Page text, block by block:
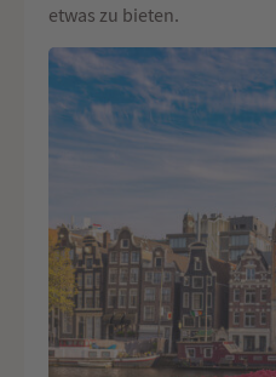
etwas zu bieten.